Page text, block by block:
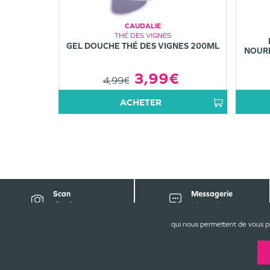
qui nous permettent de vous
CAUDALIE
THÉ DES VIGNES
GEL DOUCHE THÉ DES VIGNES 200ML
4,99€ 3,99€
ACHETER
Scan
d'ordonnance
Messagerie
sécurisée
9